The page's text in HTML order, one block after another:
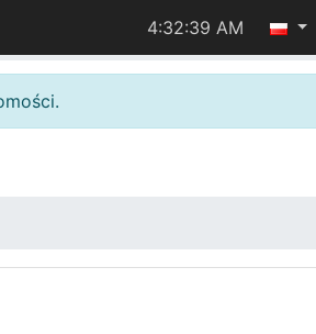
4:32:39 AM